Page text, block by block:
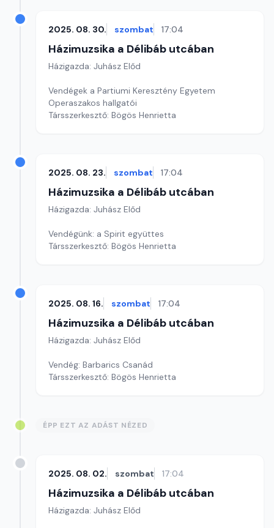
2025. 08. 30. szombat 17:04
Házimuzsika a Délibáb utcában
Házigazda: Juhász Előd
Vendégek a Partiumi Keresztény Egyetem
Operaszakos hallgatói
Társszerkesztő: Bögös Henrietta
2025. 08. 23. szombat 17:04
Házimuzsika a Délibáb utcában
Házigazda: Juhász Előd
Vendégünk: a Spirit együttes
Társszerkesztő: Bögös Henrietta
2025. 08. 16. szombat 17:04
Házimuzsika a Délibáb utcában
Házigazda: Juhász Előd
Vendég: Barbarics Csanád
Társszerkesztő: Bögös Henrietta
ÉPP EZT AZ ADÁST NÉZED
2025. 08. 02. szombat 17:04
Házimuzsika a Délibáb utcában
Házigazda: Juhász Előd